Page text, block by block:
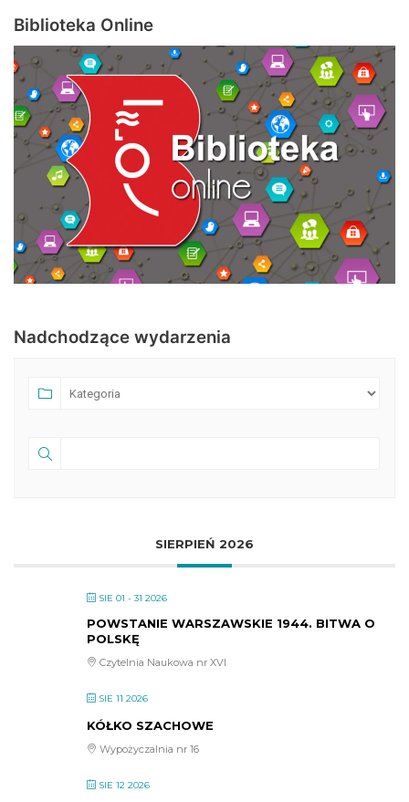
Biblioteka Online
Nadchodzące wydarzenia
SIERPIEŃ 2026
SIE 01 - 31 2026
POWSTANIE WARSZAWSKIE 1944. BITWA O
POLSKĘ
Czytelnia Naukowa nr XVI
SIE 11 2026
KÓŁKO SZACHOWE
Wypożyczalnia nr 16
SIE 12 2026